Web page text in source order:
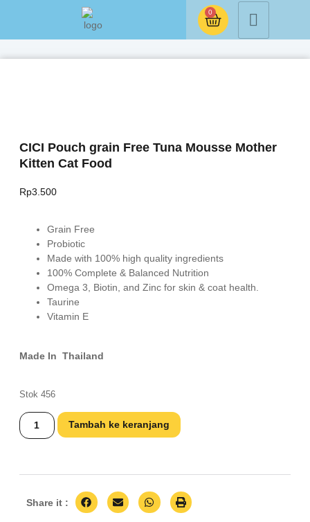
0
CICI Pouch grain Free Tuna Mousse Mother
Kitten Cat Food
Rp3.500
Grain Free
Probiotic
Made with 100% high quality ingredients
100% Complete & Balanced Nutrition
Omega 3, Biotin, and Zinc for skin & coat health.
Taurine
Vitamin E
Made In Thailand
Stok 456
Tambah ke keranjang
Share it :